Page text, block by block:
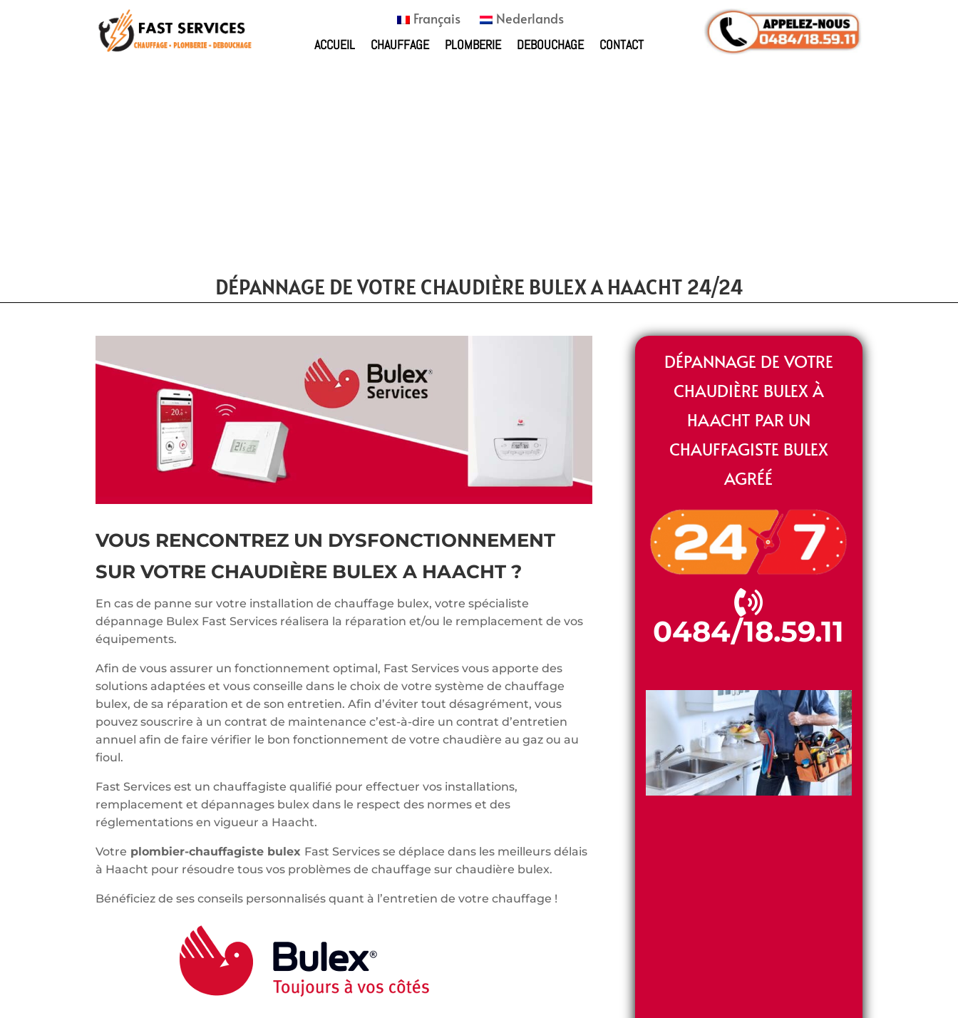
Français Nederlands
ACCUEIL CHAUFFAGE PLOMBERIE DEBOUCHAGE CONTACT
DÉPANNAGE DE VOTRE CHAUDIÈRE BULEX A HAACHT 24/24
VOUS RENCONTREZ UN DYSFONCTIONNEMENT
SUR VOTRE CHAUDIÈRE BULEX A HAACHT ?
En cas de panne sur votre installation de chauffage bulex, votre spécialiste
dépannage Bulex Fast Services réalisera la réparation et/ou le remplacement de vos
équipements.
Afin de vous assurer un fonctionnement optimal, Fast Services vous apporte des
solutions adaptées et vous conseille dans le choix de votre système de chauffage
bulex, de sa réparation et de son entretien. Afin d’éviter tout désagrément, vous
pouvez souscrire à un contrat de maintenance c’est-à-dire un contrat d’entretien
annuel afin de faire vérifier le bon fonctionnement de votre chaudière au gaz ou au
fioul.
Fast Services est un chauffagiste qualifié pour effectuer vos installations,
remplacement et dépannages bulex dans le respect des normes et des
réglementations en vigueur a Haacht.
Votre plombier-chauffagiste bulex Fast Services se déplace dans les meilleurs délais
à Haacht pour résoudre tous vos problèmes de chauffage sur chaudière bulex.
Bénéficiez de ses conseils personnalisés quant à l’entretien de votre chauffage !
DÉPANNAGE DE VOTRE
CHAUDIÈRE BULEX À
HAACHT PAR UN
CHAUFFAGISTE BULEX
AGRÉÉ
0484/18.59.11